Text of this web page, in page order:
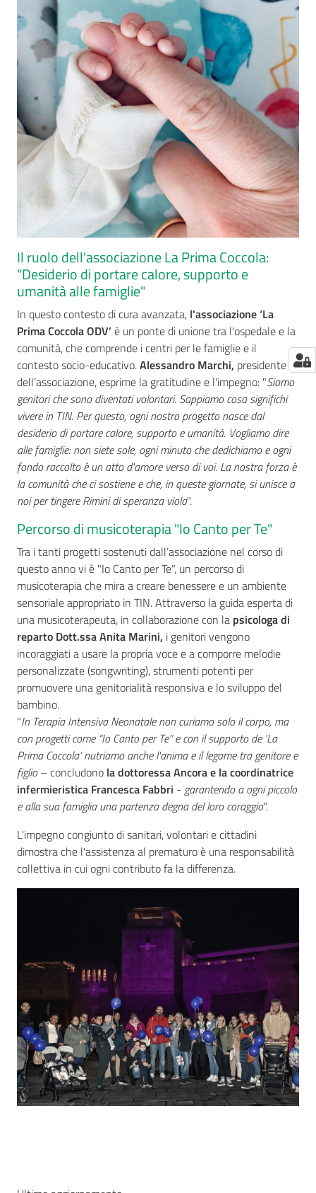
Il ruolo dell'associazione La Prima Coccola:
"Desiderio di portare calore, supporto e
umanità alle famiglie"
In questo contesto di cura avanzata, l'associazione ‘La
Prima Coccola ODV’ è un ponte di unione tra l'ospedale e la
comunità, che comprende i centri per le famiglie e il
contesto socio-educativo.Alessandro Marchi, presidente
dell’associazione, esprime la gratitudine e l'impegno: "Siamo
genitori che sono diventati volontari. Sappiamo cosa significhi
vivere in TIN. Per questo, ogni nostro progetto nasce dal
desiderio di portare calore, supporto e umanità. Vogliamo dire
alle famiglie: non siete sole, ogni minuto che dedichiamo e ogni
fondo raccolto è un atto d'amore verso di voi. La nostra forza è
la comunità che ci sostiene e che, in queste giornate, si unisce a
noi per tingere Rimini di speranza viola".
Percorso di musicoterapia "Io Canto per Te"
Tra i tanti progetti sostenuti dall’associazione nel corso di
questo anno vi è "Io Canto per Te", un percorso di
musicoterapia che mira a creare benessere e un ambiente
sensoriale appropriato in TIN. Attraverso la guida esperta di
una musicoterapeuta, in collaborazione con la psicologa di
reparto Dott.ssa Anita Marini, i genitori vengono
incoraggiati a usare la propria voce e a comporre melodie
personalizzate (songwriting), strumenti potenti per
promuovere una genitorialità responsiva e lo sviluppo del
bambino.
"In Terapia Intensiva Neonatale non curiamo solo il corpo, ma
con progetti come “Io Canto per Te” e con il supporto de 'La
Prima Coccola’ nutriamo anche l'anima e il legame tra genitore e
figlio– concludono la dottoressa Ancora e la coordinatrice
infermieristica Francesca Fabbri - garantendo a ogni piccolo
e alla sua famiglia una partenza degna del loro coraggio".
L'impegno congiunto di sanitari, volontari e cittadini
dimostra che l'assistenza al prematuro è una responsabilità
collettiva in cui ogni contributo fa la differenza.